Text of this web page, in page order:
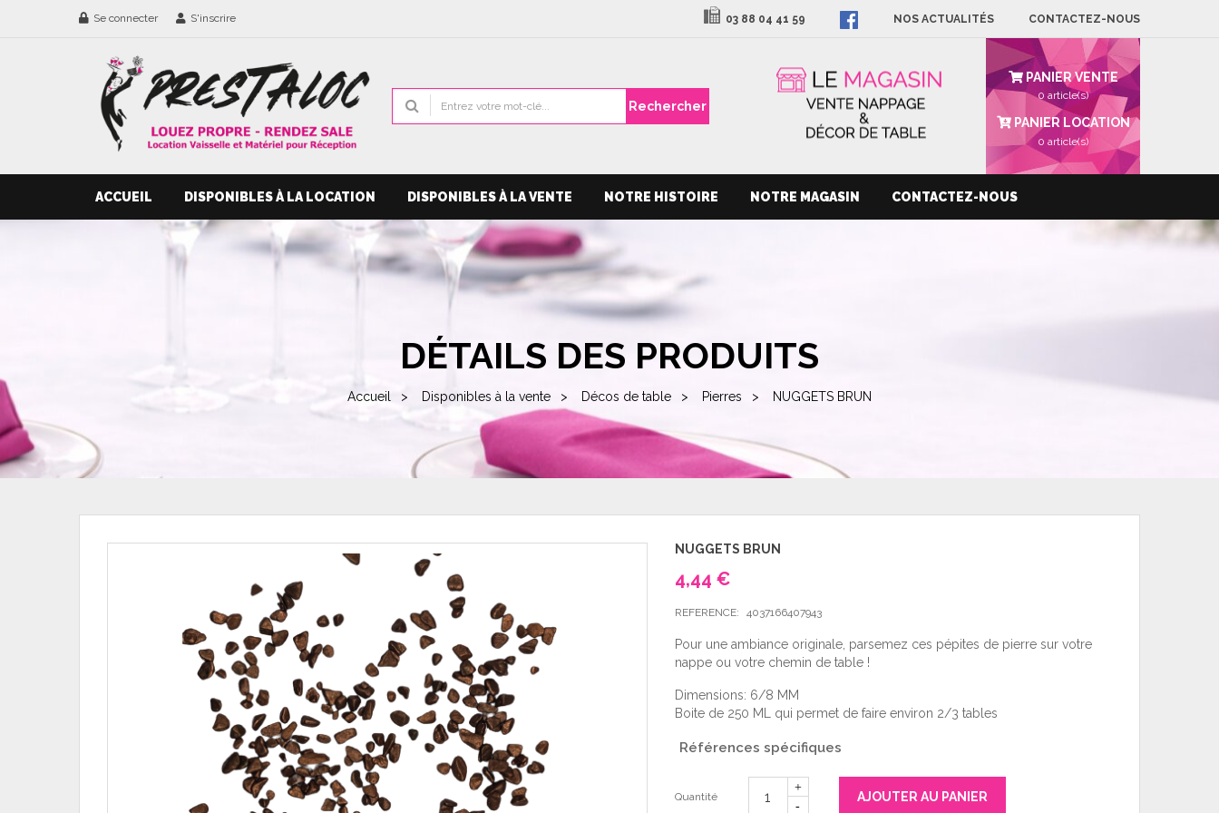
Se connecter S'inscrire 03 88 04 41 59 NOS ACTUALITÉS CONTACTEZ-NOUS
Rechercher
PANIER VENTE
0 article(s)
PANIER LOCATION
0 article(s)
ACCUEIL DISPONIBLES À LA LOCATION DISPONIBLES À LA VENTE NOTRE HISTOIRE NOTRE MAGASIN CONTACTEZ-NOUS
DÉTAILS DES PRODUITS
Accueil Disponibles à la vente Décos de table Pierres NUGGETS BRUN
NUGGETS BRUN
4,44 €
REFERENCE: 4037166407943
Pour une ambiance originale, parsemez ces pépites de pierre sur votre
nappe ou votre chemin de table !
Dimensions: 6/8 MM
Boite de 250 ML qui permet de faire environ 2/3 tables
Références spécifiques
Quantité AJOUTER AU PANIER